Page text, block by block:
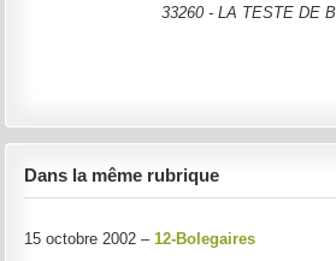
33260 - LA TESTE DE
Dans la même rubrique
15 octobre 2002 –12-Bolegaires